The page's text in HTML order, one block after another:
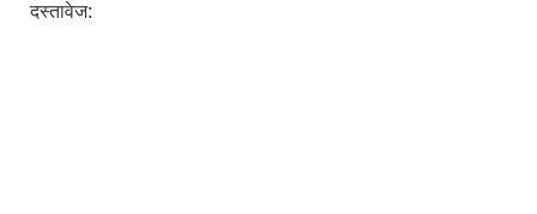
दस्तावेज: